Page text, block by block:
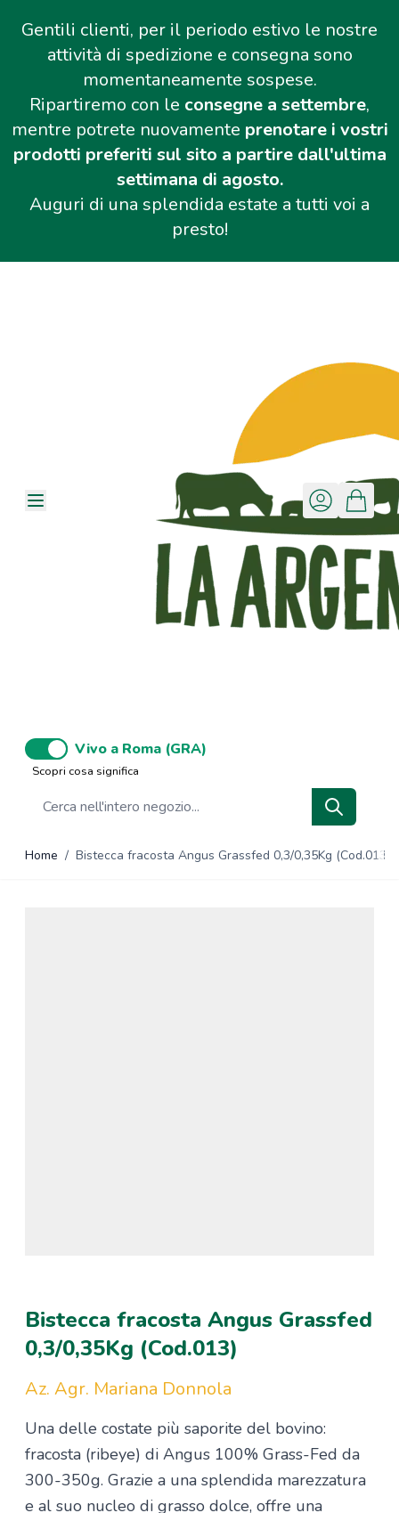
Gentili clienti, per il periodo estivo le nostre
attività di spedizione e consegna sono
momentaneamente sospese.
Ripartiremo con le consegne a settembre,
mentre potrete nuovamente prenotare i vostri
prodotti preferiti sul sito a partire dall'ultima
settimana di agosto.
Auguri di una splendida estate a tutti voi a
presto!
Vivo a Roma (GRA)
Scopri cosa significa
Search
Home / Bistecca fracosta Angus Grassfed 0,3/0,35Kg (Cod.013)
Bistecca fracosta Angus Grassfed
0,3/0,35Kg (Cod.013)
Az. Agr. Mariana Donnola
Una delle costate più saporite del bovino:
fracosta (ribeye) di Angus 100% Grass-Fed da
300-350g. Grazie a una splendida marezzatura
e al suo nucleo di grasso dolce, offre una